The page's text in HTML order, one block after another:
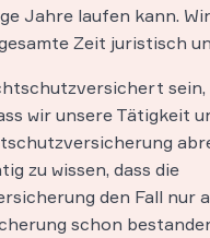
Jahre laufen kann.
Zeit juristisch
wir unsere Tätigkeit
zu wissen, dass die
den Fall nur
schon